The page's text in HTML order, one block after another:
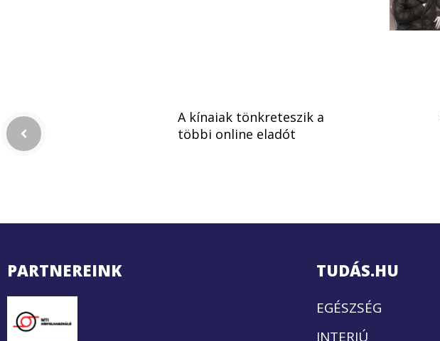
A kínaiak tönkreteszik a
többi online eladót
PARTNEREINK TUDÁS.HU
EGÉSZSÉG
INTERJÚ